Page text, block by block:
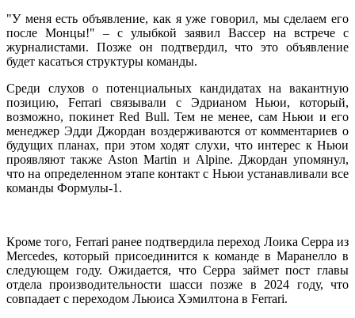
"У меня есть объявление, как я уже говорил, мы сделаем его
после Монцы!" – с улыбкой заявил Вассер на встрече с
журналистами. Позже он подтвердил, что это объявление
будет касаться структуры команды.
Среди слухов о потенциальных кандидатах на вакантную
позицию, Ferrari связывали с Эдрианом Ньюи, который,
возможно, покинет Red Bull. Тем не менее, сам Ньюи и его
менеджер Эдди Джордан воздерживаются от комментариев о
будущих планах, при этом ходят слухи, что интерес к Ньюи
проявляют также Aston Martin и Alpine. Джордан упомянул,
что на определенном этапе контакт с Ньюи устанавливали все
команды Формулы-1.
Кроме того, Ferrari ранее подтвердила переход Лоика Серра из
Mercedes, который присоединится к команде в Маранелло в
следующем году. Ожидается, что Серра займет пост главы
отдела производительности шасси позже в 2024 году, что
совпадает с переходом Льюиса Хэмилтона в Ferrari.